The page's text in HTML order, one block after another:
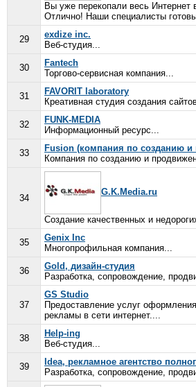
Вы уже перекопали весь Интернет
Отлично! Наши специалисты
29
exdize inc.
Веб-студия...
30
Fantech
Торгово-сервисная компания...
31
FAVORIT laboratory
Креативная студия создания
32
FUNK-MEDIA
Информационный ресурс...
33
Fusion (компания по созданию
Компания по созданию и
34
G.K.Media.ru
Создание качественных и
35
Genix Inc
Многопрофильная компания...
36
Gold, дизайн-студия
Разработка, сопровождение,
37
GS Studio
Предоставление услуг
рекламы в сети интернет....
38
Help-ing
Веб-студия...
39
Idea, рекламное агентство
Разработка, сопровождение,